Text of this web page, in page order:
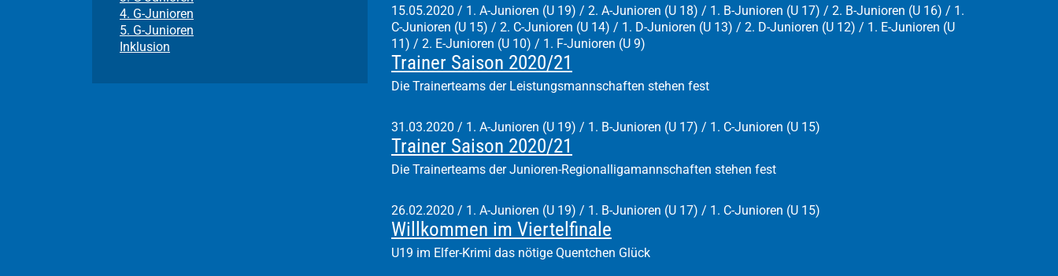
4. G-Junioren
5. G-Junioren
Inklusion
15.05.2020 / 1. A-Junioren (U 19) / 2. A-Junioren (U 18) / 1. B-Junioren (U 17) / 2. B-Junioren (U 16) / 1.
C-Junioren (U 15) / 2. C-Junioren (U 14) / 1. D-Junioren (U 13) / 2. D-Junioren (U 12) / 1. E-Junioren (U
11) / 2. E-Junioren (U 10) / 1. F-Junioren (U 9)
Trainer Saison 2020/21
Die Trainerteams der Leistungsmannschaften stehen fest
31.03.2020 / 1. A-Junioren (U 19) / 1. B-Junioren (U 17) / 1. C-Junioren (U 15)
Trainer Saison 2020/21
Die Trainerteams der Junioren-Regionalligamannschaften stehen fest
26.02.2020 / 1. A-Junioren (U 19) / 1. B-Junioren (U 17) / 1. C-Junioren (U 15)
Willkommen im Viertelfinale
U19 im Elfer-Krimi das nötige Quentchen Glück